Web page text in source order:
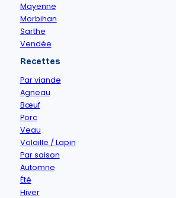
Mayenne
Morbihan
Sarthe
Vendée
Recettes
Par viande
Agneau
Bœuf
Porc
Veau
Volaille / Lapin
Par saison
Automne
Été
Hiver